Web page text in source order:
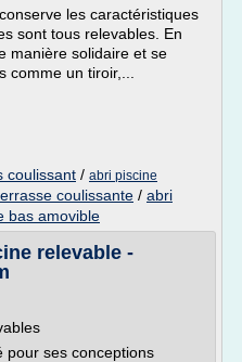
les caractéristiques
sont tous relevables. En
manière solidaire et se
un tiroir,...
coulissant / abri piscine
coulissante / abri
bas amovible
relevable -
pour ses conceptions